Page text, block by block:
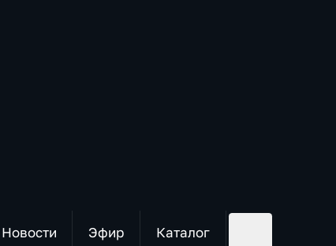
Новости Эфир Каталог